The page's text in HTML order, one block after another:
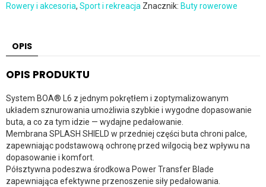
Rowery i akcesoria, Sport i rekreacja Znacznik: Buty rowerowe
OPIS
OPIS PRODUKTU
System BOA® L6 z jednym pokrętłem i zoptymalizowanym
układem sznurowania umożliwia szybkie i wygodne dopasowanie
buta, a co za tym idzie — wydajne pedałowanie.
Membrana SPLASH SHIELD w przedniej części buta chroni palce,
zapewniając podstawową ochronę przed wilgocią bez wpływu na
dopasowanie i komfort.
Półsztywna podeszwa środkowa Power Transfer Blade
zapewniająca efektywne przenoszenie siły pedałowania.